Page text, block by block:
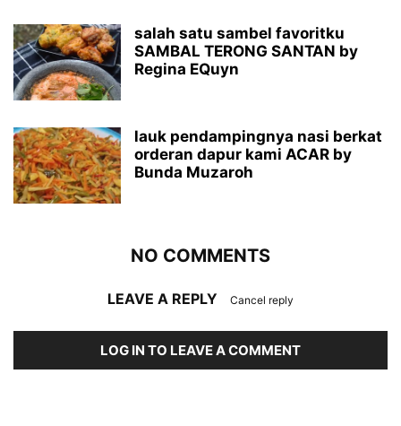
salah satu sambel favoritku
SAMBAL TERONG SANTAN by
Regina EQuyn
lauk pendampingnya nasi berkat
orderan dapur kami ACAR by
Bunda Muzaroh
NO COMMENTS
LEAVE A REPLY Cancel reply
LOG IN TO LEAVE A COMMENT